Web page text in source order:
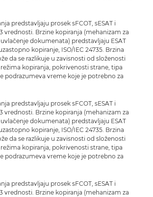
predstavljaju prosek sFCOT, sESAT i
vrednosti. Brzine kopiranja (mehanizam za
dokumenata) predstavljaju ESAT
kopiranje, ISO/IEC 24735. Brzina
da se razlikuje u zavisnosti od složenosti
kopiranja, pokrivenosti strane, tipa
podrazumeva vreme koje je potrebno za
predstavljaju prosek sFCOT, sESAT i
vrednosti. Brzine kopiranja (mehanizam za
dokumenata) predstavljaju ESAT
kopiranje, ISO/IEC 24735. Brzina
da se razlikuje u zavisnosti od složenosti
kopiranja, pokrivenosti strane, tipa
podrazumeva vreme koje je potrebno za
predstavljaju prosek sFCOT, sESAT i
vrednosti. Brzine kopiranja (mehanizam za